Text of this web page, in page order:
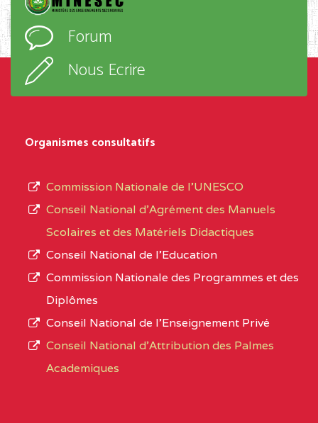
CENTRE
CEGTI ST BENOIT DE
NDOMO BP :1154
CENTRE
COLLEGE PRIVE
CATHOLIQUE JOSPEH
STINTZI BP :53 OBALA
CENTRE
COLLEGE PRIVE LAIC LE
YDE
CENTRE
l’ordre
d’enseignement,
type
L’offre
d’éducation
de
Forum
Nous Ecrire
Organismes consultatifs
Commission Nationale de l’UNESCO
Conseil National d’Agrément des Manuels
Scolaires et des Matériels Didactiques
Conseil National de l’Education
Commission Nationale des Programmes et des
Diplômes
Conseil National de l’Enseignement Privé
Conseil National d'Attribution des Palmes
Academiques